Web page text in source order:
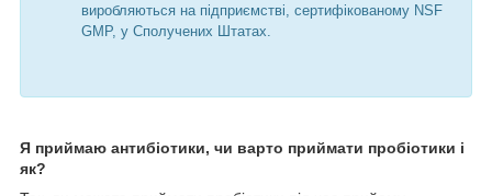
виробляються на підприємстві, сертифікованому NSF
GMP, у Сполучених Штатах.
Я приймаю антибіотики, чи варто приймати пробіотики і
як?